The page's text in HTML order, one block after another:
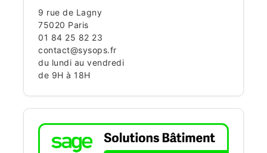
9 rue de Lagny
75020 Paris
01 84 25 82 23
contact@sysops.fr
du lundi au vendredi
de 9H à 18H